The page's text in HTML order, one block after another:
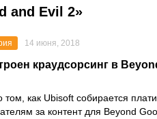
and Evil 2»
14 июня, 2018
краудсорсинг в
том, как Ubisoft собирается
за контент для Beyond